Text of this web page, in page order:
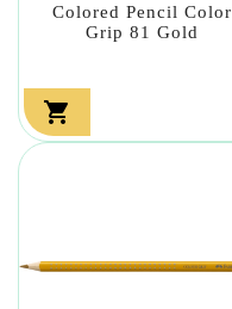
Colored Pencil Color
Grip 81 Gold
